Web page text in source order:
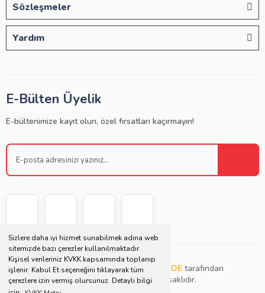
Sizlere daha iyi hizmet sunabilmek adına web
sitemizde bazı çerezler kullanılmaktadır.
Kişisel verileriniz KVKK kapsamında toplanıp
işlenir. Kabul Et seçeneğini tıklayarak tüm
çerezlere izin vermiş olursunuz. Detaylı bilgi
Sözleşmeler
Yardım
E-Bülten Üyelik
E-bültenimize kayıt olun, özel fırsatları kaçırmayın!
Copyright © 2021 | Bu websitesiMüjdat DEDE tarafından
tasarlanmış ve düzenlenmiştir. Tüm hakları saklıdır.